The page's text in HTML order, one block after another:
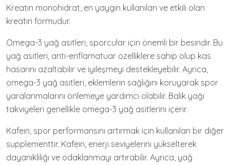
Kreatin monohidrat, en yaygın kullanılan ve etkili olan
kreatin formudur.
Omega-3 yağ asitleri, sporcular için önemli bir besindir. Bu
yağ asitleri, anti-enflamatuar özelliklere sahip olup kas
hasarını azaltabilir ve iyileşmeyi destekleyebilir. Ayrıca,
omega-3 yağ asitleri, eklemlerin sağlığını koruyarak spor
yaralanmalarını önlemeye yardımcı olabilir. Balık yağı
takviyeleri genellikle omega-3 yağ asitlerini içerir.
Kafein, spor performansını artırmak için kullanılan bir diğer
supplementtir. Kafein, enerji seviyelerini yükselterek
dayanıklılığı ve odaklanmayı artırabilir. Ayrıca, yağ